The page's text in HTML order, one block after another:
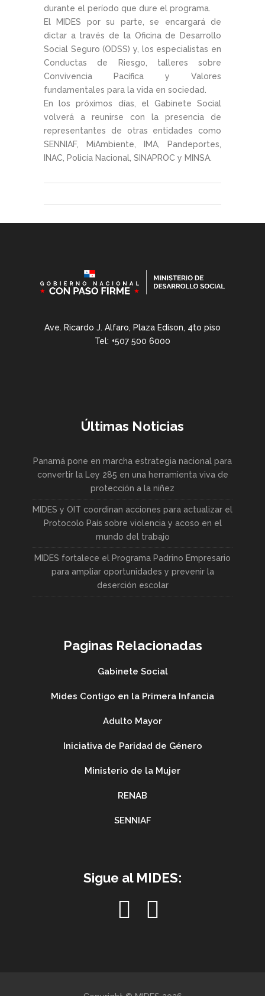
durante el período que dure el programa.
El MIDES por su parte, se encargará de
dictar a través de la Oficina de Desarrollo
Social Seguro (ODSS) y, los especialistas en
Conductas de Riesgo, talleres sobre
Convivencia Pacífica y Valores
fundamentales para la vida en sociedad.
En los próximos días, el Gabinete Social
volverá a reunirse con la presencia de
representantes de otras entidades como
SENNIAF, MiAmbiente, IMA, Pandeportes,
INAC, Policía Nacional, SINAPROC y MINSA.
Ave. Ricardo J. Alfaro, Plaza Edison, 4to piso
Tel: +507 500 6000
Últimas Noticias
Panamá pone en marcha estrategia nacional para
convertir la Ley 285 en una herramienta viva de
protección a la niñez
MIDES y OIT coordinan acciones para actualizar el
Protocolo País sobre violencia y acoso en el
mundo del trabajo
MIDES fortalece el Programa Padrino Empresario
para ampliar oportunidades y prevenir la
deserción escolar
Paginas Relacionadas
Gabinete Social
Mides Contigo en la Primera Infancia
Adulto Mayor
Iniciativa de Paridad de Género
Ministerio de la Mujer
RENAB
SENNIAF
Sigue al MIDES: